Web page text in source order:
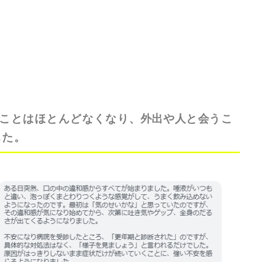
とはほとんどなくなり、外出や人と会うこ
。